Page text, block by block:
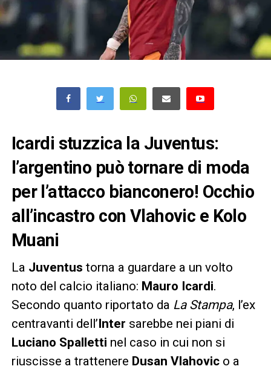
Icardi stuzzica la Juventus:
l’argentino può tornare di moda
per l’attacco bianconero! Occhio
all’incastro con Vlahovic e Kolo
Muani
La Juventus torna a guardare a un volto
noto del calcio italiano: Mauro Icardi.
Secondo quanto riportato da La Stampa, l’ex
centravanti dell’ Inter sarebbe nei piani di
Luciano Spalletti nel caso in cui non si
riuscisse a trattenere Dusan Vlahovico a